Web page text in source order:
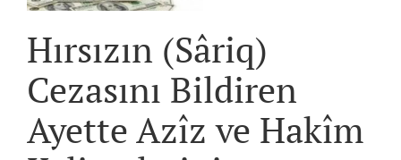
Hırsızın (Sâriq)
Cezasını Bildiren
Ayette Azîz ve Hakîm